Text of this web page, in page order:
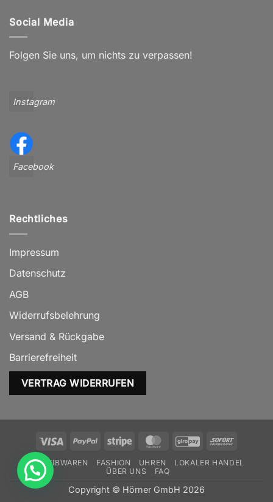
Social Media
Folgen Sie uns, um nichts zu verpassen!
Instagram
Facebook
Rechtliches
Impressum
Datenschutz
AGB
Widerrufsbelehrung
Versand & Rückgabe
Barrierefreiheit
VERTRAG WIDERRUFEN
Visa PayPal Stripe MasterCardGiroPaySofort
SCHREIBWAREN FASHION UHREN
LOKALER HANDEL
ÜBER UNS
FAQ
Copyright © Hörner GmbH 2026